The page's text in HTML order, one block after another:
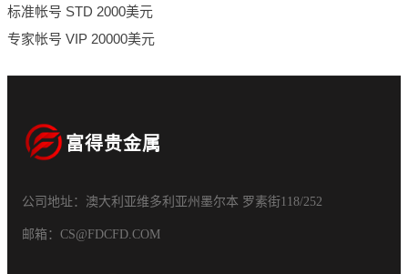
标准帐号 STD 2000美元
专家帐号 VIP 20000美元
富得贵金属
公司地址：澳大利亚维多利亚州墨尔本 罗素街118/252
邮箱：CS@FDCFD.COM